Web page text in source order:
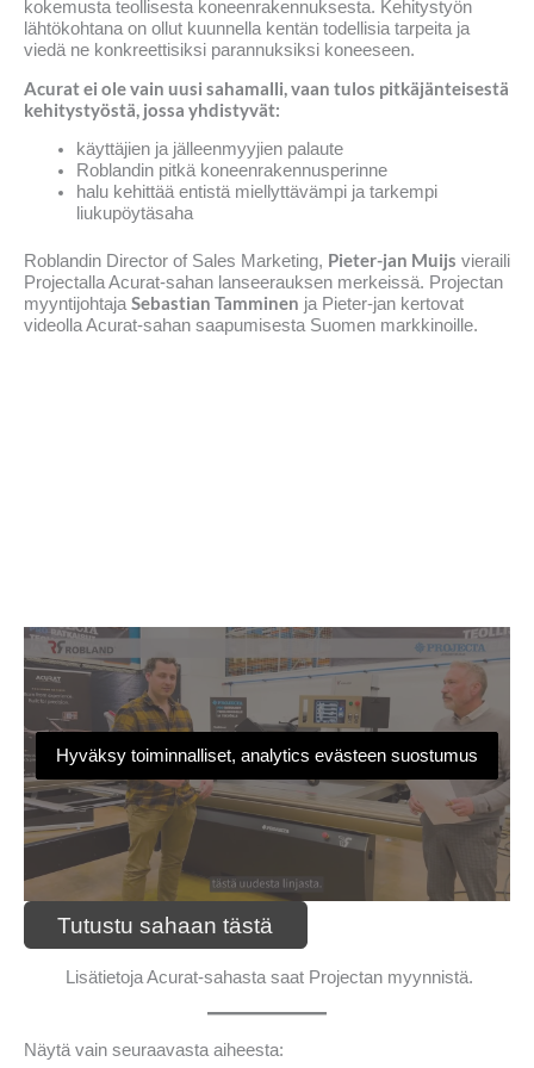
kokemusta teollisesta koneenrakennuksesta. Kehitystyön
lähtökohtana on ollut kuunnella kentän todellisia tarpeita ja
viedä ne konkreettisiksi parannuksiksi koneeseen.
Acurat ei ole vain uusi sahamalli, vaan tulos pitkäjänteisestä
kehitystyöstä, jossa yhdistyvät:
käyttäjien ja jälleenmyyjien palaute
Roblandin pitkä koneenrakennusperinne
halu kehittää entistä miellyttävämpi ja tarkempi
liukupöytäsaha
Roblandin Director of Sales Marketing, Pieter-jan Muijs vieraili
Projectalla Acurat-sahan lanseerauksen merkeissä. Projectan
myyntijohtajaSebastian Tamminen ja Pieter-jan kertovat
videolla Acurat-sahan saapumisesta Suomen markkinoille.
Hyväksy toiminnalliset, analytics evästeen suostumus
Tutustu sahaan tästä
Lisätietoja Acurat-sahasta saat Projectan myynnistä.
Näytä vain seuraavasta aiheesta: